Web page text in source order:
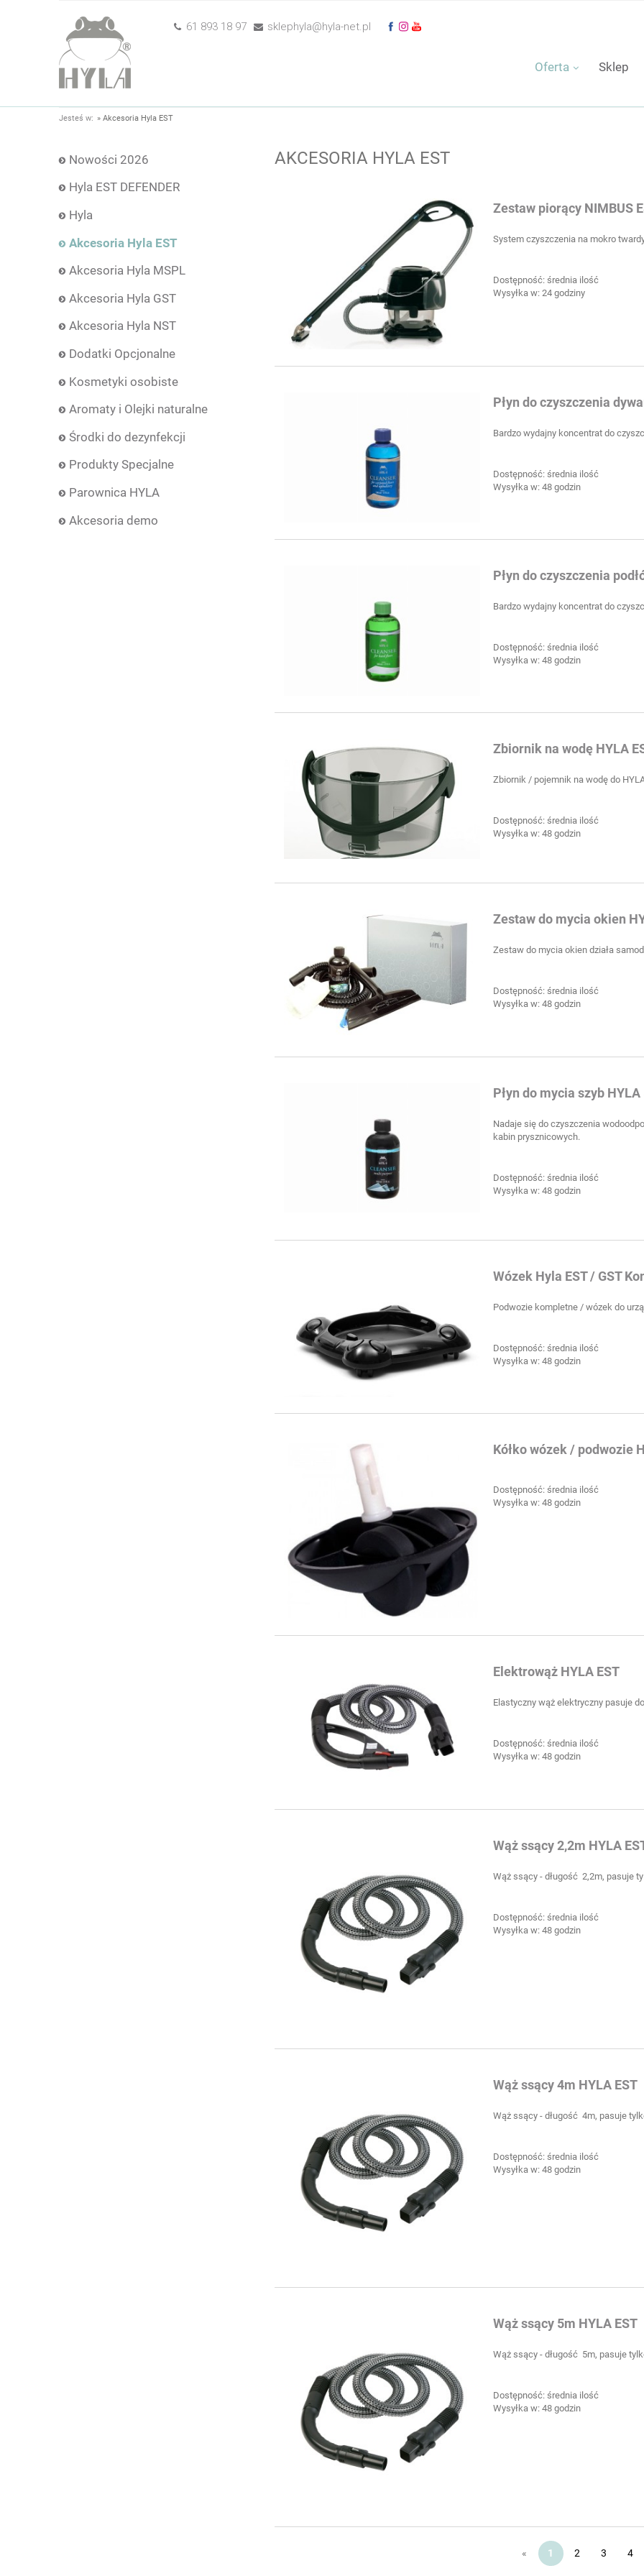
61 893 18 97 sklephyla@hyla-net.pl
Oferta Sklep
Jesteś w: » Akcesoria Hyla EST
Nowości 2026
Hyla EST DEFENDER
Hyla
Akcesoria Hyla EST
Akcesoria Hyla MSPL
Akcesoria Hyla GST
Akcesoria Hyla NST
Dodatki Opcjonalne
Kosmetyki osobiste
Aromaty i Olejki naturalne
Środki do dezynfekcji
Produkty Specjalne
Parownica HYLA
Akcesoria demo
AKCESORIA HYLA EST
Zestaw piorący NIMBUS
System czyszczenia na mokro
Dostępność: średnia ilość
Wysyłka w: 24 godziny
Płyn do czyszczenia
Bardzo wydajny koncentrat do
Dostępność: średnia ilość
Wysyłka w: 48 godzin
Płyn do czyszczenia
Bardzo wydajny koncentrat do
Dostępność: średnia ilość
Wysyłka w: 48 godzin
Zbiornik na wodę HYLA
Zbiornik / pojemnik na wodę do
Dostępność: średnia ilość
Wysyłka w: 48 godzin
Zestaw do mycia okien
Zestaw do mycia okien działa
Dostępność: średnia ilość
Wysyłka w: 48 godzin
Płyn do mycia szyb
Nadaje się do czyszczenia
kabin prysznicowych.
Dostępność: średnia ilość
Wysyłka w: 48 godzin
Wózek Hyla EST / GST
Podwozie kompletne / wózek do
Dostępność: średnia ilość
Wysyłka w: 48 godzin
Kółko wózek / podwozie
Dostępność: średnia ilość
Wysyłka w: 48 godzin
Elektrowąż HYLA EST
Elastyczny wąż elektryczny pasuje
Dostępność: średnia ilość
Wysyłka w: 48 godzin
Wąż ssący 2,2m HYLA
Wąż ssący - długość 2,2m, pasuje
Dostępność: średnia ilość
Wysyłka w: 48 godzin
Wąż ssący 4m HYLA EST
Wąż ssący - długość 4m, pasuje
Dostępność: średnia ilość
Wysyłka w: 48 godzin
Wąż ssący 5m HYLA EST
Wąż ssący - długość 5m, pasuje
Dostępność: średnia ilość
Wysyłka w: 48 godzin
« 1 2 3 4